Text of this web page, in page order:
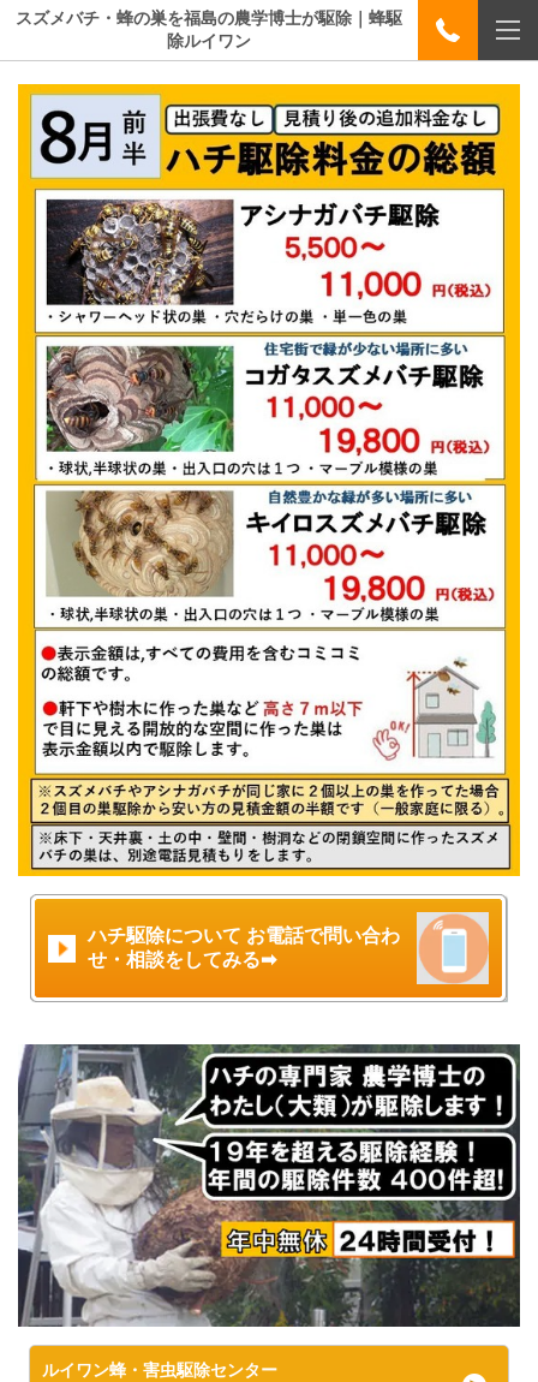
スズメバチ・蜂の巣を福島の農学博士が駆除｜蜂駆
除ルイワン
ハチ駆除について お電話で問い合わ
せ・相談をしてみる➡
ルイワン蜂・害虫駆除センター